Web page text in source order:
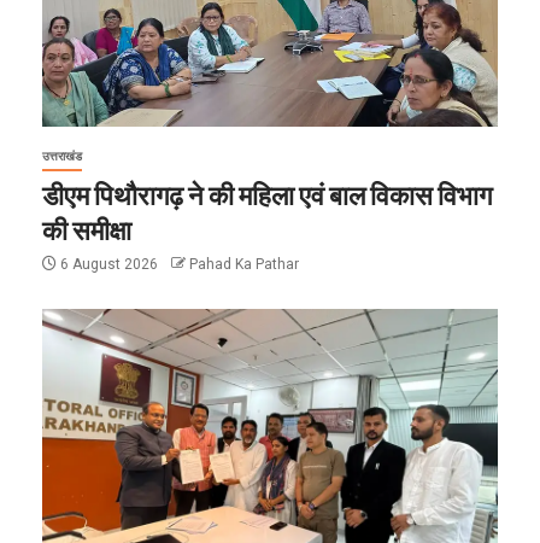
उत्तराखंड
डीएम पिथौरागढ़ ने की महिला एवं बाल विकास विभाग
की समीक्षा
6 August 2026 Pahad Ka Pathar